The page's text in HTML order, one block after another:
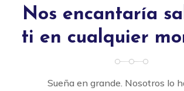
Nos encantaría
ti en cualquier
Sueña en grande. Nosotros lo